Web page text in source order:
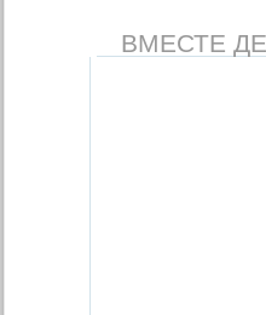
ВМЕСТЕ